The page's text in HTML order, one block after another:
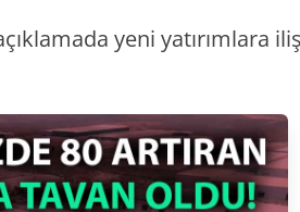
yeni yatırımlara